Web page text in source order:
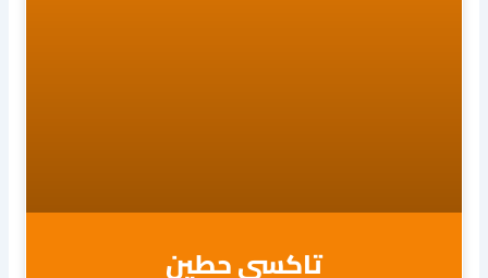
تاكسي حطين